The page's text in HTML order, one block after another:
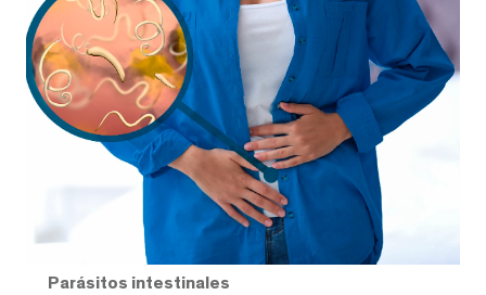
Parásitos intestinales